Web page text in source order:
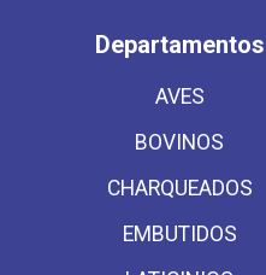
Departamentos
AVES
BOVINOS
CHARQUEADOS
EMBUTIDOS